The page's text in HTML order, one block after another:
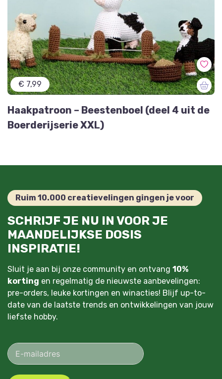
€ 7,99
Haakpatroon – Beestenboel (deel 4 uit de
Boerderijserie XXL)
Ruim 10.000 creatievelingen gingen je voor
SCHRIJF JE NU IN VOOR JE
MAANDELIJKSE DOSIS
INSPIRATIE!
Sluit je aan bij onze community en ontvang 10%
korting en regelmatig de nieuwste aanbevelingen:
pre-orders, leuke kortingen en winacties! Blijf up-to-
date van de laatste trends en ontwikkelingen van jouw
liefste hobby.